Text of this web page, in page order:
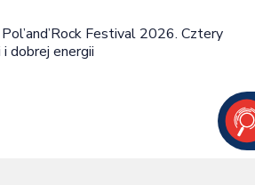
Festival 2026. Cztery
dobrej energii